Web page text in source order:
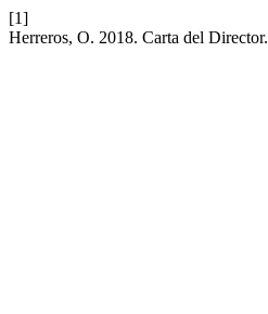
[1]
Herreros, O. 2018. Carta del Director.